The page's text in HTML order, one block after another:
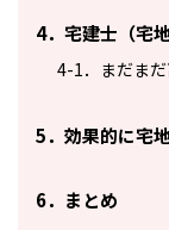
4．宅建士（宅
4-1．まだま
5．効果的に宅
6．まとめ